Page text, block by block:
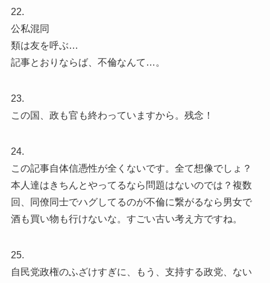
22.
公私混同
類は友を呼ぶ…
記事とおりならば、不倫なんて…。
23.
この国、政も官も終わっていますから。残念！
24.
この記事自体信憑性が全くないです。全て想像でしょ？
本人達はきちんとやってるなら問題はないのでは？複数
回、同僚同士でハグしてるのが不倫に繋がるなら男女で
酒も買い物も行けないな。すごい古い考え方ですね。
25.
自民党政権のふざけすぎに、もう、支持する政党、ない